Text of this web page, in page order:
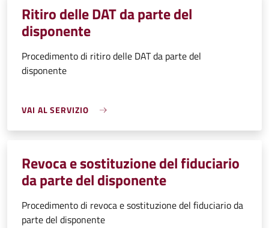
Ritiro delle DAT da parte del
disponente
Procedimento di ritiro delle DAT da parte del
disponente
VAI AL SERVIZIO
Revoca e sostituzione del fiduciario
da parte del disponente
Procedimento di revoca e sostituzione del fiduciario da
parte del disponente